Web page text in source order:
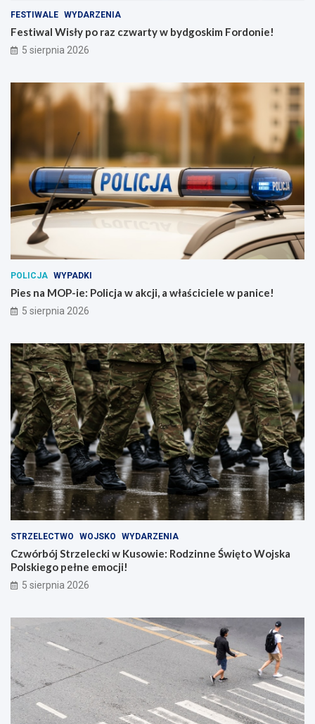
FESTIWALE WYDARZENIA
Festiwal Wisły po raz czwarty w bydgoskim Fordonie!
5 sierpnia 2026
POLICJA WYPADKI
Pies na MOP-ie: Policja w akcji, a właściciele w panice!
5 sierpnia 2026
STRZELECTWO WOJSKO WYDARZENIA
Czwórbój Strzelecki w Kusowie: Rodzinne Święto Wojska
Polskiego pełne emocji!
5 sierpnia 2026